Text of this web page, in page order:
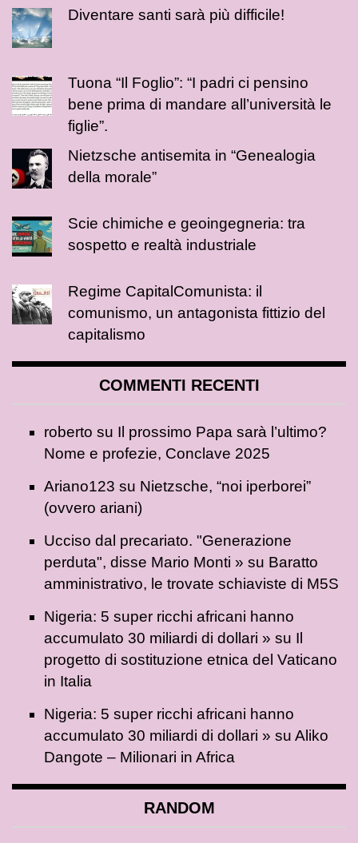
Diventare santi sarà più difficile!
Tuona “Il Foglio”: “I padri ci pensino
bene prima di mandare all’università le
figlie”.
Nietzsche antisemita in “Genealogia
della morale”
Scie chimiche e geoingegneria: tra
sospetto e realtà industriale
Regime CapitalComunista: il
comunismo, un antagonista fittizio del
capitalismo
COMMENTI RECENTI
roberto su Il prossimo Papa sarà l’ultimo?
Nome e profezie, Conclave 2025
Ariano123 su Nietzsche, “noi iperborei”
(ovvero ariani)
Ucciso dal precariato. "Generazione
perduta", disse Mario Monti » su Baratto
amministrativo, le trovate schiaviste di M5S
Nigeria: 5 super ricchi africani hanno
accumulato 30 miliardi di dollari » su Il
progetto di sostituzione etnica del Vaticano
in Italia
Nigeria: 5 super ricchi africani hanno
accumulato 30 miliardi di dollari » su Aliko
Dangote – Milionari in Africa
RANDOM